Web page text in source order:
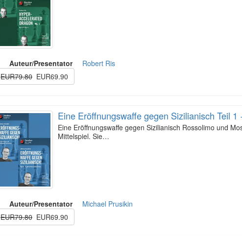
Auteur/Presentator
Robert Ris
EUR79.80 EUR69.90
Eine Eröffnungswaffe gegen Sizilianisch Teil 1
Eine Eröffnungswaffe gegen Sizilianisch Rossolimo und
Mittelspiel. Sie…
Auteur/Presentator
Michael Prusikin
EUR79.80 EUR69.90